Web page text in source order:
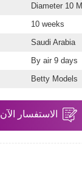
Diameter 10 M
10 weeks
Saudi Arabia
By air 9 days
Betty Models
الاستفسار الآن